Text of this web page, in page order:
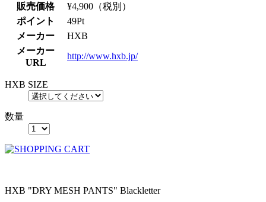
販売価格
¥4,900 （税別）
ポイント
49Pt
メーカー
HXB
メーカー
URL
http://www.hxb.jp/
HXB SIZE
数量
HXB "DRY MESH PANTS" Blackletter